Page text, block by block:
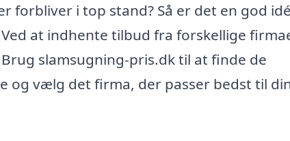
forbliver i top stand? Så er det en god
at indhente tilbud fra forskellige
slamsugning-pris.dk til at finde de
og vælg det firma, der passer bedst til